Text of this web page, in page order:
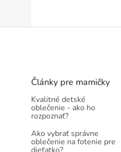
Články pre mamičky
Kvalitné detské
oblečenie - ako ho
rozpoznať?
Ako vybrať správne
oblečenie na fotenie pre